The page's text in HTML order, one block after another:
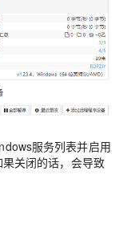
服务列表并启用
关闭的话，会导致